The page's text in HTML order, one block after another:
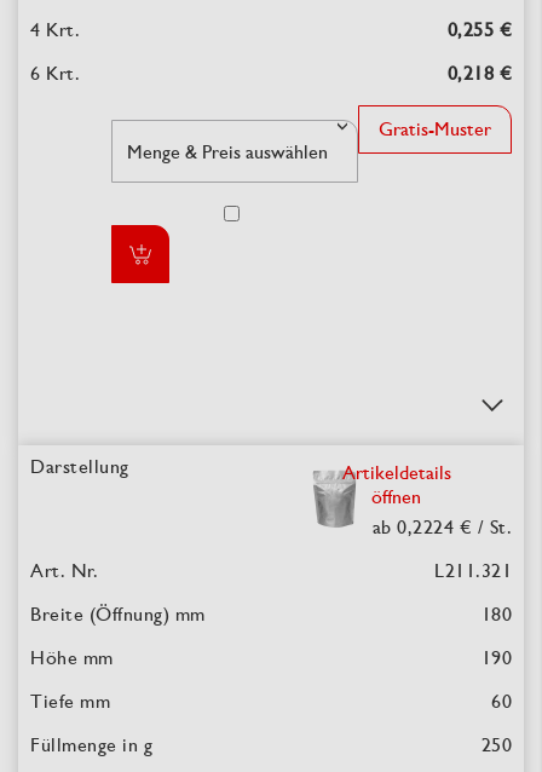
0,255 €
0,218 €
Gratis-Muster
Artikeldetails
öffnen
ab 0,2224 € / St.
L211.321
180
190
60
250